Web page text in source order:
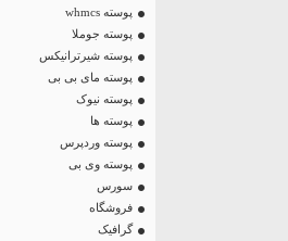
پوسته whmcs
پوسته جوملا
پوسته شیرترانیکس
پوسته مای بی بی
پوسته نیوک
پوسته ها
پوسته وردپرس
پوسته وی بی
سورس
فروشگاه
گرافیک